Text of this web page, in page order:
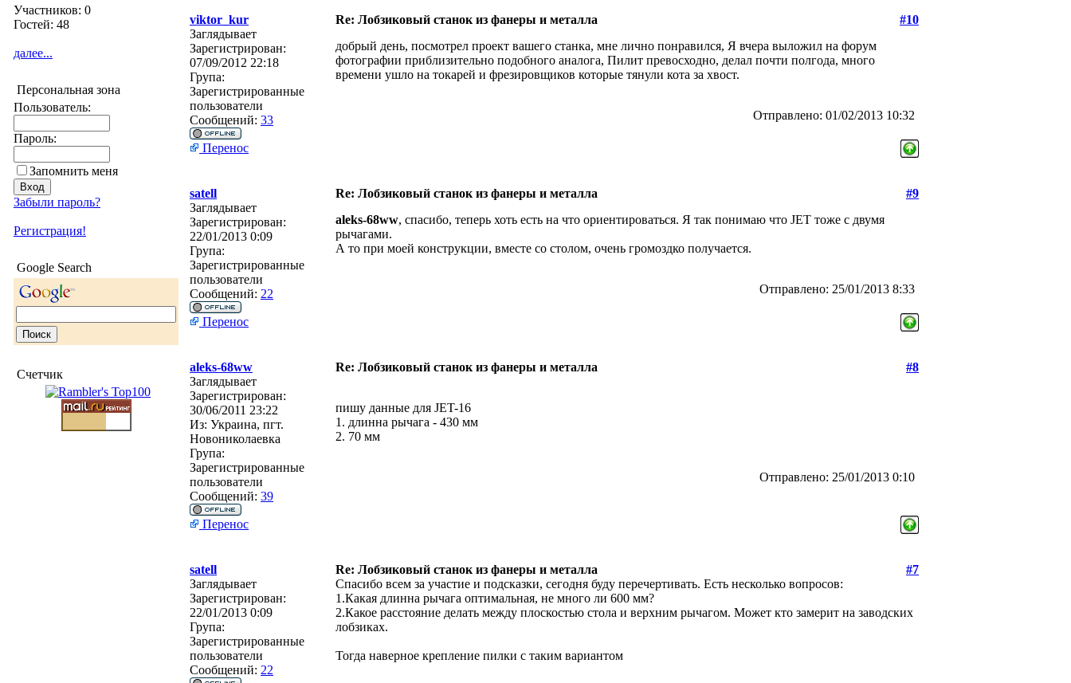
Участников: 0
Гостей: 48
далее...
Персональная зона
Пользователь:
Пароль:
Запомнить меня
Забыли пароль?
Регистрация!
Google Search
Счетчик
viktor_kur Re: Лобзиковый станок из фанеры и металла
#10
Заглядывает
Зарегистрирован:
07/09/2012 22:18
Група:
Зарегистрированные
пользователи
Сообщений: 33
добрый день, посмотрел проект вашего станка, мне лично понравился, Я вчера выложил на форум
фотографии приблизительно подобного аналога, Пилит превосходно, делал почти полгода, много
времени ушло на токарей и фрезировщиков которые тянули кота за хвост.
Отправлено: 01/02/2013 10:32
Перенос
satell Re: Лобзиковый станок из фанеры и металла
#9
Заглядывает
Зарегистрирован:
22/01/2013 0:09
Група:
Зарегистрированные
пользователи
Сообщений: 22
aleks-68ww, спасибо, теперь хоть есть на что ориентироваться. Я так понимаю что JET тоже с двумя
рычагами.
А то при моей конструкции, вместе со столом, очень громоздко получается.
Отправлено: 25/01/2013 8:33
Перенос
aleks-68ww Re: Лобзиковый станок из фанеры и металла
#8
Заглядывает
Зарегистрирован:
30/06/2011 23:22
Из: Украина, пгт.
Новониколаевка
Група:
Зарегистрированные
пользователи
Сообщений: 39
пишу данные для JET-16
1. длинна рычага - 430 мм
2. 70 мм
Отправлено: 25/01/2013 0:10
Перенос
satell Re: Лобзиковый станок из фанеры и металла
#7
Заглядывает
Зарегистрирован:
22/01/2013 0:09
Група:
Зарегистрированные
пользователи
Сообщений: 22
Спасибо всем за участие и подсказки, сегодня буду перечертивать. Есть несколько вопросов:
1.Какая длинна рычага оптимальная, не много ли 600 мм?
2.Какое расстояние делать между плоскостью стола и верхним рычагом. Может кто замерит на заводских
лобзиках.
Тогда наверное крепление пилки с таким вариантом